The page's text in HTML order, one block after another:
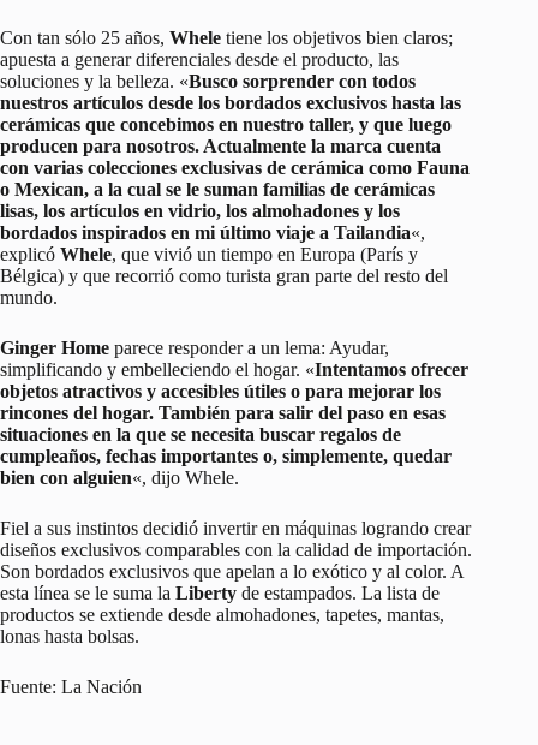
Con tan sólo 25 años, Whele tiene los objetivos bien claros;
apuesta a generar diferenciales desde el producto, las
soluciones y la belleza. «Busco sorprender con todos
nuestros artículos desde los bordados exclusivos hasta las
cerámicas que concebimos en nuestro taller, y que luego
producen para nosotros. Actualmente la marca cuenta
con varias colecciones exclusivas de cerámica como Fauna
o Mexican, a la cual se le suman familias de cerámicas
lisas, los artículos en vidrio, los almohadones y los
bordados inspirados en mi último viaje a Tailandia«,
explicó Whele, que vivió un tiempo en Europa (París y
Bélgica) y que recorrió como turista gran parte del resto del
mundo.
Ginger Home parece responder a un lema: Ayudar,
simplificando y embelleciendo el hogar. «Intentamos ofrecer
objetos atractivos y accesibles útiles o para mejorar los
rincones del hogar. También para salir del paso en esas
situaciones en la que se necesita buscar regalos de
cumpleaños, fechas importantes o, simplemente, quedar
bien con alguien«, dijo Whele.
Fiel a sus instintos decidió invertir en máquinas logrando crear
diseños exclusivos comparables con la calidad de importación.
Son bordados exclusivos que apelan a lo exótico y al color. A
esta línea se le suma la Liberty de estampados. La lista de
productos se extiende desde almohadones, tapetes, mantas,
lonas hasta bolsas.
Fuente: La Nación